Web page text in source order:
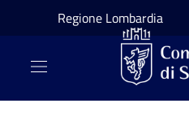
Salta al contenuto principale
Regione Lombardia